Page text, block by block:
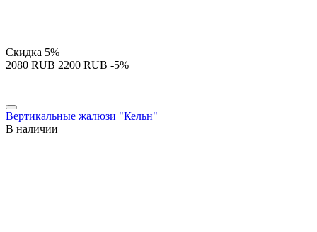
Скидка 5%
‍2080‍ RUB ‍2200‍ RUB -5%
Вертикальные жалюзи "Кельн"
В наличии